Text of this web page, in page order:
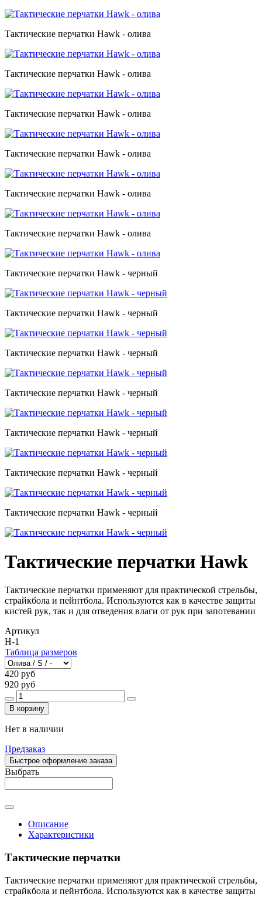
Тактические перчатки Hawk - олива
Тактические перчатки Hawk - олива
Тактические перчатки Hawk - олива
Тактические перчатки Hawk - олива
Тактические перчатки Hawk - олива
Тактические перчатки Hawk - олива
Тактические перчатки Hawk - черный
Тактические перчатки Hawk - черный
Тактические перчатки Hawk - черный
Тактические перчатки Hawk - черный
Тактические перчатки Hawk - черный
Тактические перчатки Hawk - черный
Тактические перчатки Hawk - черный
Тактические перчатки Hawk
Тактические перчатки применяют для практической стрельбы,
страйкбола и пейнтбола. Используются как в качестве защиты
кистей рук, так и для отведения влаги от рук при запотевании
Артикул
H-1
Таблица размеров
420 руб
920 руб
В корзину
Нет в наличии
Предзаказ
Быстрое оформление заказа
Выбрать
Описание
Характеристики
Тактические перчатки
Тактические перчатки применяют для практической стрельбы,
страйкбола и пейнтбола. Используются как в качестве защиты